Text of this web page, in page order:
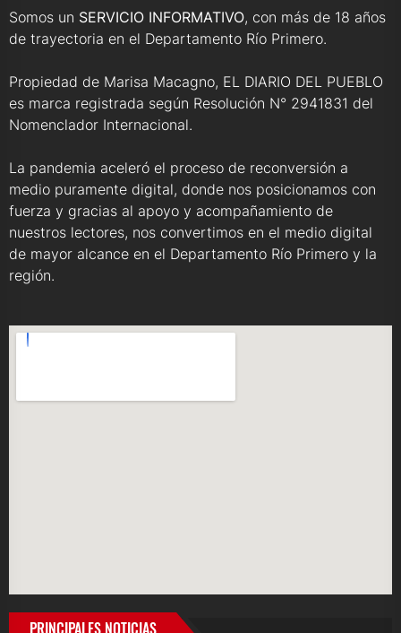
Somos un SERVICIO INFORMATIVO, con más de 18 años
de trayectoria en el Departamento Río Primero.
Propiedad de Marisa Macagno, EL DIARIO DEL PUEBLO
es marca registrada según Resolución N° 2941831 del
Nomenclador Internacional.
La pandemia aceleró el proceso de reconversión a
medio puramente digital, donde nos posicionamos con
fuerza y gracias al apoyo y acompañamiento de
nuestros lectores, nos convertimos en el medio digital
de mayor alcance en el Departamento Río Primero y la
región.
PRINCIPALES NOTICIAS